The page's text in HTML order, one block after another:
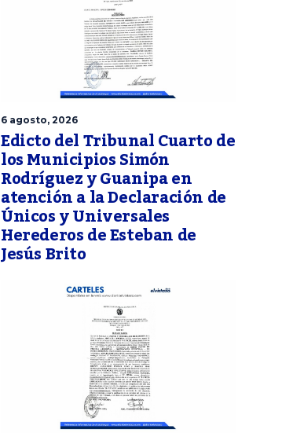
6 agosto, 2026
Edicto del Tribunal Cuarto de
los Municipios Simón
Rodríguez y Guanipa en
atención a la Declaración de
Únicos y Universales
Herederos de Esteban de
Jesús Brito